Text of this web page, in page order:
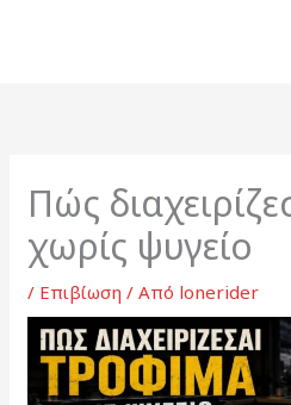
Πώς
χωρίς ψυγείο
/ Επιβίωση / Από lonerider